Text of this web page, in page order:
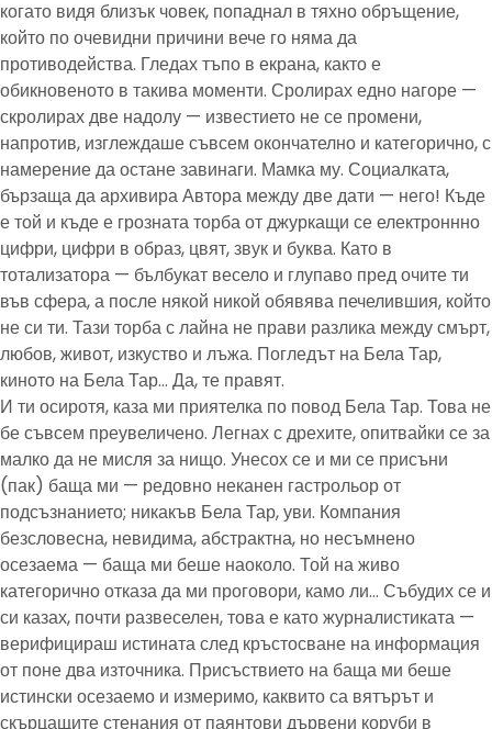
когато видя близък човек, попаднал в тяхно обръщение,
който по очевидни причини вече го няма да
противодейства. Гледах тъпо в екрана, както е
обикновеното в такива моменти. Сролирах едно нагоре —
скролирах две надолу — известието не се промени,
напротив, изглеждаше съвсем окончателно и категорично, с
намерение да остане завинаги. Мамка му. Социалката,
бързаща да архивира Автора между две дати — него! Къде
е той и къде е грозната торба от джуркащи се електроннно
цифри, цифри в образ, цвят, звук и буква. Като в
тотализатора — бълбукат весело и глупаво пред очите ти
във сфера, а после някой никой обявява печелившия, който
не си ти. Тази торба с лайна не прави разлика между смърт,
любов, живот, изкуство и лъжа. Погледът на Бела Тар,
киното на Бела Тар… Да, те правят.
И ти осиротя, каза ми приятелка по повод Бела Тар. Това не
бе съвсем преувеличено. Легнах с дрехите, опитвайки се за
малко да не мисля за нищо. Унесох се и ми се присъни
(пак) баща ми — редовно неканен гастрольор от
подсъзнанието; никакъв Бела Тар, уви. Компания
безсловесна, невидима, абстрактна, но несъмнено
осезаема — баща ми беше наоколо. Той на живо
категорично отказа да ми проговори, камо ли… Събудих се и
си казах, почти развеселен, това е като журналистиката —
верифицираш истината след кръстосване на информация
от поне два източника. Присъствието на баща ми беше
истински осезаемо и измеримо, каквито са вятърът и
скърцащите стенания от паянтови дървени коруби в